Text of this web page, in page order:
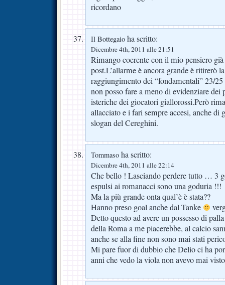
ricordano
Il Bottegaio ha scritto:
Dicembre 4th, 2011 alle 21:51
Rimango coerente con il mio pensiero
post.L’allarme è ancora grande è ritirerò
raggiungimento dei “fondamentali” 23/
non posso fare a meno di evidenziare
isteriche dei giocatori giallorossi.Però
allacciato e i fari sempre accesi, anche
slogan del Cereghini.
Tommaso ha scritto:
Dicembre 4th, 2011 alle 22:14
Che bello ! Lasciando perdere tutto … 3
espulsi ai romanacci sono una goduria !!!
Ma la più grande onta qual’è è stata??
Hanno preso goal anche dal Tanke
Detto questo ad avere un possesso di
della Roma a me piacerebbe, al calcio
anche se alla fine non sono mai stati
Mi pare fuor di dubbio che Delio ci ha
anni che vedo la viola non avevo mai